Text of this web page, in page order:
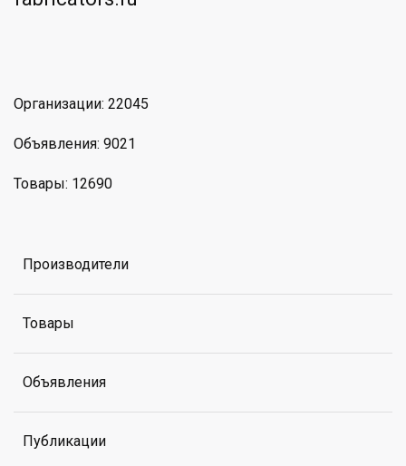
Организации: 22045
Объявления: 9021
Товары: 12690
Производители
Товары
Объявления
Публикации